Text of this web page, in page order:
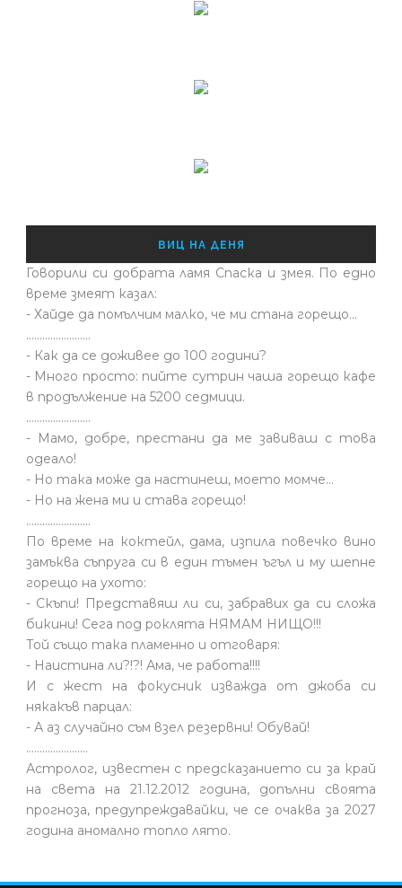
ВИЦ НА ДЕНЯ
Говорили си добрата ламя Спаска и змея. По едно
време змеят казал:
- Хайде да помълчим малко, че ми стана горещо...
........................
- Как да се доживее до 100 години?
- Много просто: пийте сутрин чаша горещо кафе
в продължение на 5200 седмици.
........................
- Мамо, добре, престани да ме завиваш с това
одеало!
- Но така може да настинеш, моето момче…
- Но на жена ми и става горещо!
........................
По време на коктейл, дама, изпила повечко вино
замъква съпруга си в един тъмен ъгъл и му шепне
горещо на ухото:
- Скъпи! Представяш ли си, забравих да си сложа
бикини! Сега под роклята НЯМАМ НИЩО!!!
Той също така пламенно и отговаря:
- Наистина ли?!?! Ама, че работа!!!!
И с жест на фокусник изважда от джоба си
някакъв парцал:
- А аз случайно съм взел резервни! Обувай!
.......................
Астролог, известен с предсказанието си за край
на света на 21.12.2012 година, допълни своята
прогноза, предупреждавайки, че се очаква за 2027
година аномално топло лято.